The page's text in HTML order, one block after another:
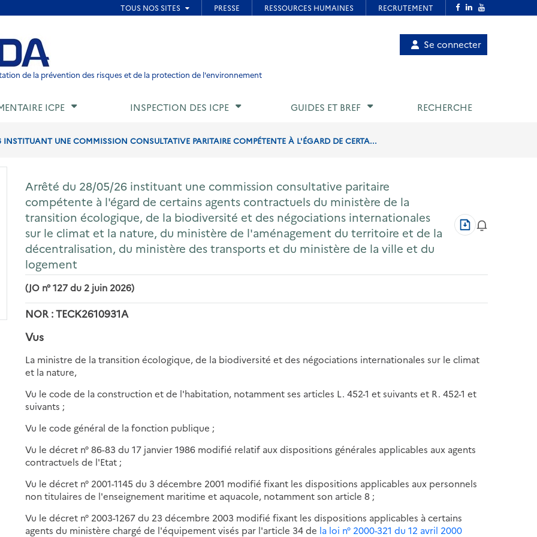
de page
de la prévention des risques et de la protection de l'environnement
Menu
utilisateur
Se connecter
ICPE INSPECTION DES ICPE GUIDES ET BREF RECHERCHE
UNE COMMISSION CONSULTATIVE PARITAIRE COMPÉTENTE À L'ÉGARD DE CERTA...
Arrêté du 28/05/26 instituant une commission consultative paritaire
compétente à l'égard de certains agents contractuels du ministère de la
transition écologique, de la biodiversité et des négociations internationales
sur le climat et la nature, du ministère de l'aménagement du territoire et de la
décentralisation, du ministère des transports et du ministère de la ville et du
logement
Télécharger
au
(JO n° 127 du 2 juin 2026)
NOR : TECK2610931A
Vus
La ministre de la transition écologique, de la biodiversité et des négociations internationales sur le climat
et la nature,
Vu le code de la construction et de l'habitation, notamment ses articles L. 452-1 et suivants et R. 452-1 et
suivants ;
Vu le code général de la fonction publique ;
Vu le décret n° 86-83 du 17 janvier 1986 modifié relatif aux dispositions générales applicables aux agents
contractuels de l'Etat ;
Vu le décret n° 2001-1145 du 3 décembre 2001 modifié fixant les dispositions applicables aux personnels
non titulaires de l'enseignement maritime et aquacole, notamment son article 8 ;
Vu le décret n° 2003-1267 du 23 décembre 2003 modifié fixant les dispositions applicables à certains
agents du ministère chargé de l'équipement visés par l'article 34 de la loi n° 2000-321 du 12 avril 2000